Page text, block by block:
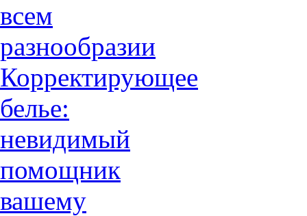
всем
разнообразии
Корректирующее
белье:
невидимый
помощник
вашему